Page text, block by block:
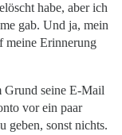
habe, aber ich
gab. Und ja, mein
meine Erinnerung
Grund seine E-Mail
vor ein paar
geben, sonst nichts.